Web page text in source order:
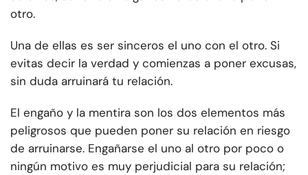
otro.
Una de ellas es ser sinceros el uno con el otro. Si
evitas decir la verdad y comienzas a poner excusas,
sin duda arruinará tu relación.
El engaño y la mentira son los dos elementos más
peligrosos que pueden poner su relación en riesgo
de arruinarse. Engañarse el uno al otro por poco o
ningún motivo es muy perjudicial para su relación;